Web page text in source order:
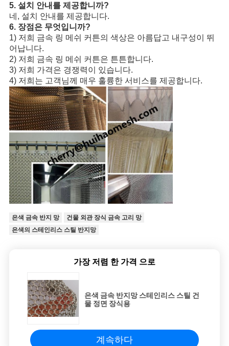
5. 설치 안내를 제공합니까?
네, 설치 안내를 제공합니다.
6. 장점은 무엇입니까?
1) 저희 금속 링 메쉬 커튼의 색상은 아름답고 내구성이 뛰
어납니다.
2) 저희 금속 링 메쉬 커튼은 튼튼합니다.
3) 저희 가격은 경쟁력이 있습니다.
4) 저희는 고객님께 매우 훌륭한 서비스를 제공합니다.
은색 금속 반지 망
건물 외관 장식 금속 고리 망
은색의 스테인리스 스틸 반지망
가장 저렴 한 가격 으로
은색 금속 반지망 스테인리스 스틸 건
물 정면 장식용
계속하다